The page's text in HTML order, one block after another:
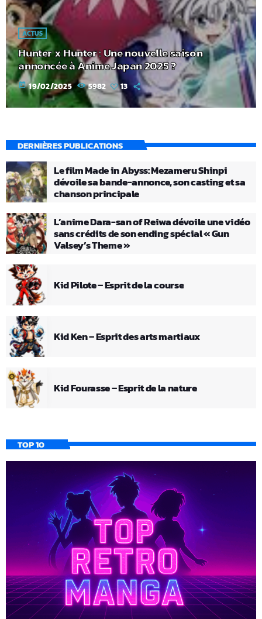
ACTUS
Hunter x Hunter : Une nouvelle saison
annoncée à Anime Japan 2025 ?
today 19/02/2025 5982 13
DERNIÈRES PUBLICATIONS
Le film Made in Abyss: Mezameru Shinpi
dévoile sa bande-annonce, son casting et sa
chanson principale
L’anime Dara-san of Reiwa dévoile une vidéo
sans crédits de son ending spécial « Gun
Valsey’s Theme »
Kid Pilote – Esprit de la course
Kid Ken – Esprit des arts martiaux
Kid Fourasse – Esprit de la nature
TOP 10